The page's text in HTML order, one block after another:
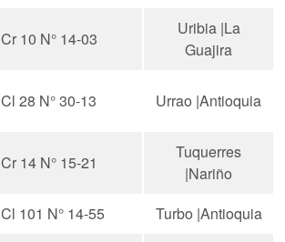
Cr 10 N° 14-03
Uribia |La
Guajira
Cl 28 N° 30-13 Urrao |Antioquia
Cr 14 N° 15-21
Tuquerres
|Nariño
Cl 101 N° 14-55 Turbo |Antioquia